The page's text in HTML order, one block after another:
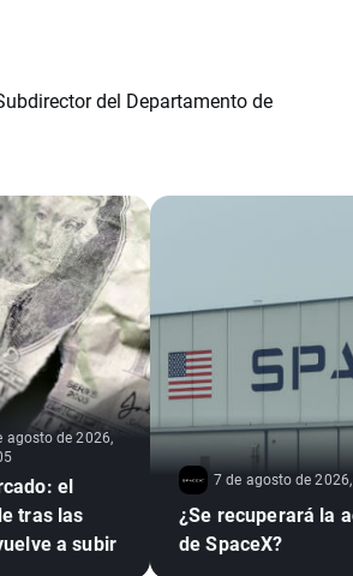
del Departamento de
agosto de 2026,
el
tras las
a subir
7 de agosto de
¿Se recuperará la
de SpaceX?